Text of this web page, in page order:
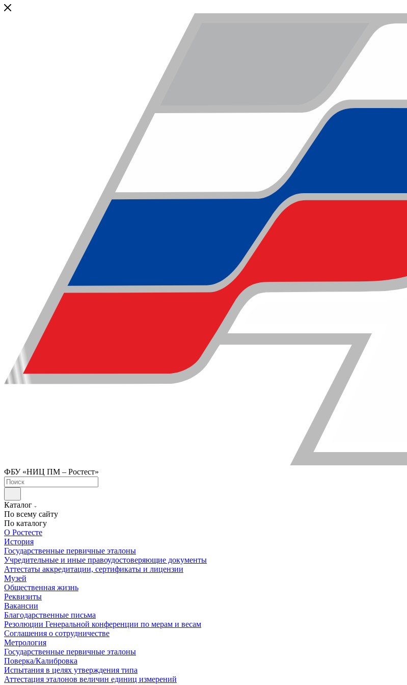
ФБУ «НИЦ ПМ – Ростест»
Каталог
По всему сайту
По каталогу
О Ростесте
История
Государственные первичные эталоны
Учредительные и иные правоудостоверяющие документы
Аттестаты аккредитации, сертификаты и лицензии
Музей
Общественная жизнь
Реквизиты
Вакансии
Благодарственные письма
Резолюции Генеральной конференции по мерам и весам
Соглашения о сотрудничестве
Метрология
Государственные первичные эталоны
Поверка/Калибровка
Испытания в целях утверждения типа
Аттестация эталонов величин единиц измерений